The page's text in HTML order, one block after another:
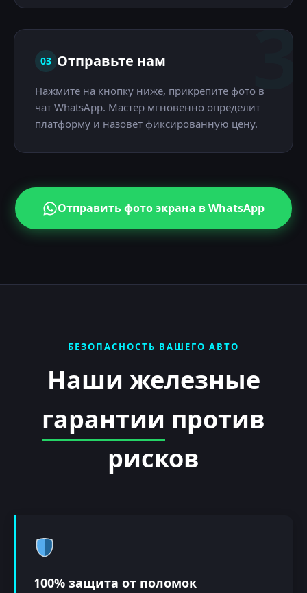
3
03 Отправьте нам
Нажмите на кнопку ниже, прикрепите фото в
чат WhatsApp. Мастер мгновенно определит
платформу и назовет фиксированную цену.
Отправить фото экрана в WhatsApp
БЕЗОПАСНОСТЬ ВАШЕГО АВТО
Наши железные
гарантии против
рисков
100% защита от поломок